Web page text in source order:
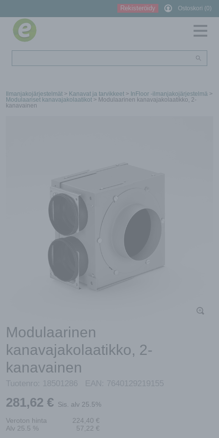
Rekisteröidy Ostoskori (0)
Ilmanjakojärjestelmät > Kanavat ja tarvikkeet > InFloor -ilmanjakojärjestelmä >
Modulaariset kanavajakolaatikot > Modulaarinen kanavajakolaatikko, 2-
kanavainen
Modulaarinen
kanavajakolaatikko, 2-
kanavainen
Tuotenro: 18501286 EAN: 7640129219155
281,62 € Sis. alv 25.5%
Veroton hinta 224,40 €
Alv 25.5 %
57,22 €